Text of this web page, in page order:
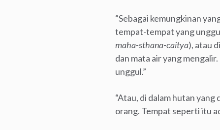
“Sebagai kemungkinan
tempat-tempat yang
maha-sthana-caitya), atau
dan mata air yang
unggul.”
“Atau, di dalam hutan
orang. Tempat seperti itu